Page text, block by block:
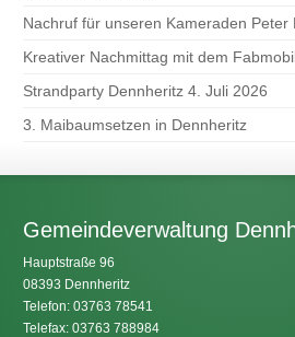
Nachruf für unseren Kameraden Peter
Kreativer Nachmittag mit dem
Strandparty Dennheritz 4. Juli 2026
3. Maibaumsetzen in Dennheritz
Gemeindeverwaltung
Hauptstraße 96
08393 Dennheritz
Telefon: 03763 78541
Telefax: 03763 788984